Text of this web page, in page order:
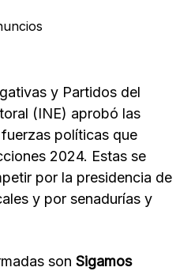
y Partidos del
(INE) aprobó las
políticas que
2024. Estas se
por la presidencia de
y por senadurías y
son Sigamos